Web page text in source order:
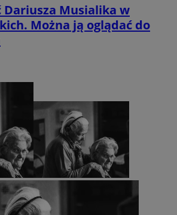
Dariusza Musialika w
Można ją oglądać do